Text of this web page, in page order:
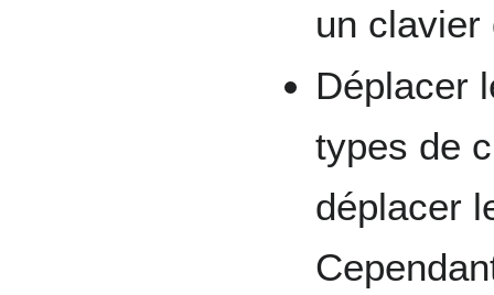
un clavier
Déplacer
types de
déplacer